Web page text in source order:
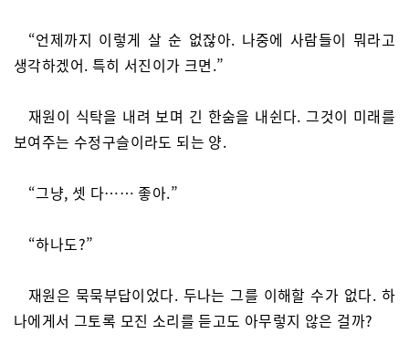
“언제까지 이렇게 살 순 없잖아. 나중에 사람들이 뭐라고
생각하겠어. 특히 서진이가 크면.”
재원이 식탁을 내려 보며 긴 한숨을 내쉰다. 그것이 미래를
보여주는 수정구슬이라도 되는 양.
“그냥, 셋 다…… 좋아.”
“하나도?”
재원은 묵묵부답이었다. 두나는 그를 이해할 수가 없다. 하
나에게서 그토록 모진 소리를 듣고도 아무렇지 않은 걸까?